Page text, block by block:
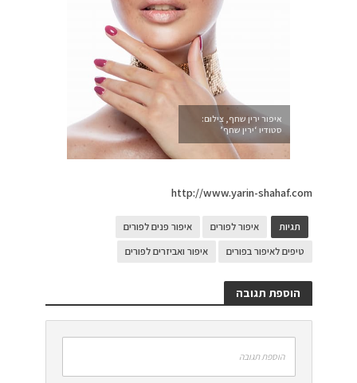
איפור ירין שחף, צילום:
סטודיו ‘ירין שחף’
http://www.yarin-shahaf.com
תגיות איפור לפורים
איפור פנים לפורים
טיפים לאיפור בפורים
איפור ואביזרים לפורים
הוספת תגובה
הוספת תגובה